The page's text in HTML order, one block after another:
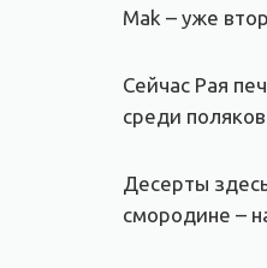
Mak – уже
Сейчас Рая
среди
Десерты
смородине –